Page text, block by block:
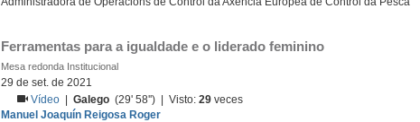
Ferramentas para a igualdade e o liderado feminino
Mesa redonda Institucional
29 de set. de 2021
Vídeo
|Galego (29' 58'') | Visto:29 veces
Manuel Joaquín Reigosa Roger